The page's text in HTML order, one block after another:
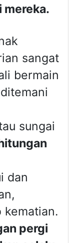
mereka.
sangat
bermain
sungai
dan
kematian.
pergi